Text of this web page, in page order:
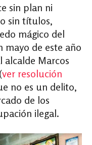
sin plan ni
sin títulos,
mágico del
mayo de este año
alcalde Marcos
ver resolución
no es un delito,
de los
ilegal.